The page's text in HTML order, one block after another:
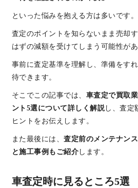
といった悩みを抱える方は多いです。
査定のポイントを知らないまま売却
はずの減額を受けてしまう可能性があ
事前に査定基準を理解し、準備をす
待できます。
そこでこの記事では、 車査定で買取
ント5選について詳しく解説し、査定
ヒントをお伝えします。
また最後には、 査定前のメンテナン
と施工事例もご紹介 します。
車査定時に見るところ5選